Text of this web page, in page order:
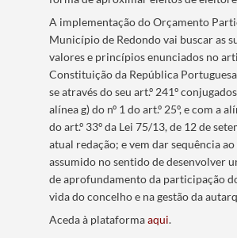
A implementação do Orçamento
Município de Redondo vai buscar as
valores e princípios enunciados no
Constituição da República
se através do seu art.º 241º
alínea g) do nº 1 do art.º 25º, e com a
do art.º 33º da Lei 75/13, de 12 de
atual redação; e vem dar sequência
assumido no sentido de desenvolver
de aprofundamento da participação
vida do concelho e na gestão da
Aceda à plataformaaqui.